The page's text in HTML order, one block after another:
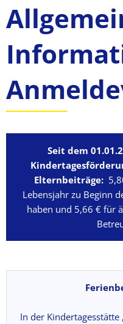
Seit dem
Elternbeiträge:
Lebensjahr zu Beginn
haben und 5,66 € für
In der Kindertagesstätte